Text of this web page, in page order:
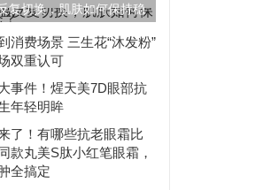
复切换，肌肤如何保持稳
消费场景 三生花“沐发粉”
双重认可
事件！煋天美7D眼部抗
年轻明眸
了！有哪些抗老眼霜比
款丸美S肽小红笔眼霜，
全搞定